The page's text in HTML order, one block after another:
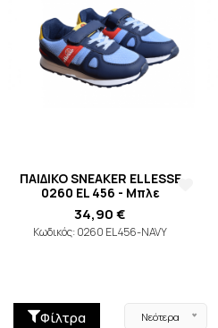
ΠΑΙΔΙΚΟ SNEAKER ELLESSE
0260 EL 456 - Μπλε
34,90 €
Κωδικός: 0260 EL 456-NAVY
Φίλτρα Νεότερα